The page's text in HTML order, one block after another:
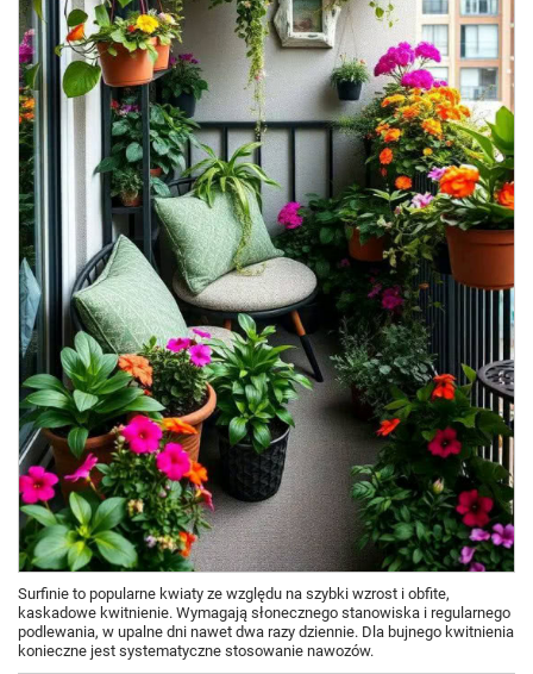
Surfinie to popularne kwiaty ze względu na szybki wzrost i obfite,
kaskadowe kwitnienie. Wymagają słonecznego stanowiska i regularnego
podlewania, w upalne dni nawet dwa razy dziennie. Dla bujnego kwitnienia
konieczne jest systematyczne stosowanie nawozów.